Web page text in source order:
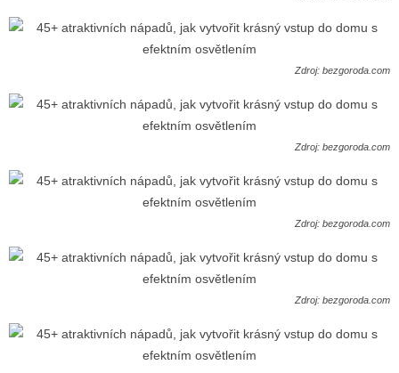
Zdroj: bezgoroda.com
Zdroj: bezgoroda.com
Zdroj: bezgoroda.com
Zdroj: bezgoroda.com